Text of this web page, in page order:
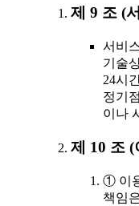
제 9 조 (
서비
기술
24시
정기
이나
제 10 조
① 이
책임